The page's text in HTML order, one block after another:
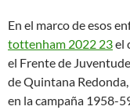
En el marco de esos
tottenham 2022 23el
el Frente de
de Quintana
en la campaña 1958-